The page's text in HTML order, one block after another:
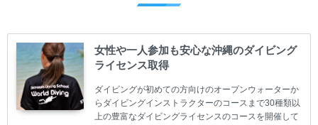
女性や一人参加も安心な沖縄のダイビング
ライセンス取得
ダイビングが初めての方向けのオープンウォーターか
らダイビングインストラクターのコースまで30種類以
上の豊富なダイビングライセンスのコースを開催して